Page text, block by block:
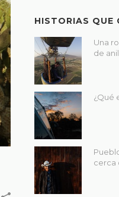
HISTORIAS QUE
Una
de
¿Qué
cerca